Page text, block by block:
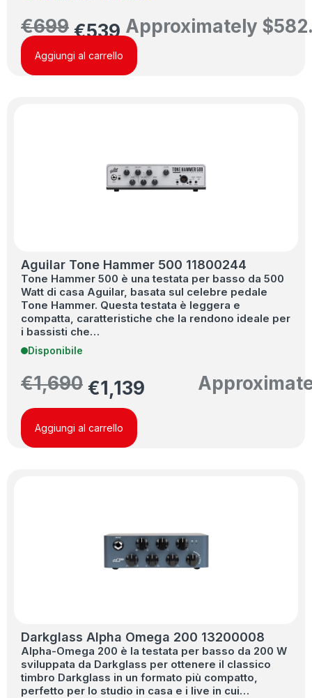
€699 €539 Approximately $
Aggiungi al carrello
Aguilar Tone Hammer 500 11800244
Tone Hammer 500 è una testata per basso da 500
Watt di casa Aguilar, basata sul celebre pedale
Tone Hammer. Questa testata è leggera e
compatta, caratteristiche che la rendono ideale per
i bassisti che…
Disponibile
€1,690 €1,139
Aggiungi al carrello
Darkglass Alpha Omega 200 13200008
Alpha-Omega 200 è la testata per basso da 200 W
sviluppata da Darkglass per ottenere il classico
timbro Darkglass in un formato più compatto,
perfetto per lo studio in casa e i live in cui…